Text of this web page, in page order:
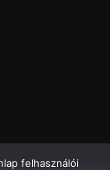
felhasználói